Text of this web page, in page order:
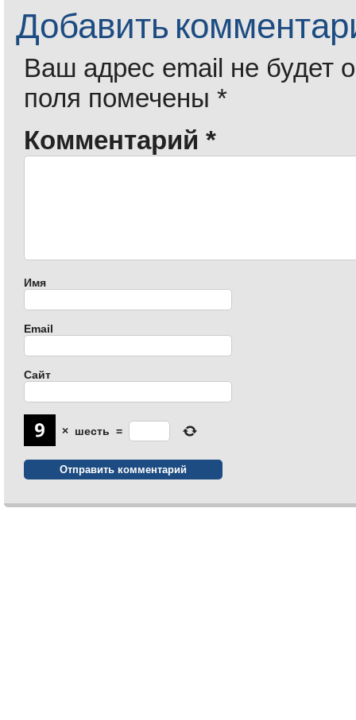
Добавить
Ваш адрес email не будет
поля помечены *
Комментарий *
Имя
Email
Сайт
× шесть =